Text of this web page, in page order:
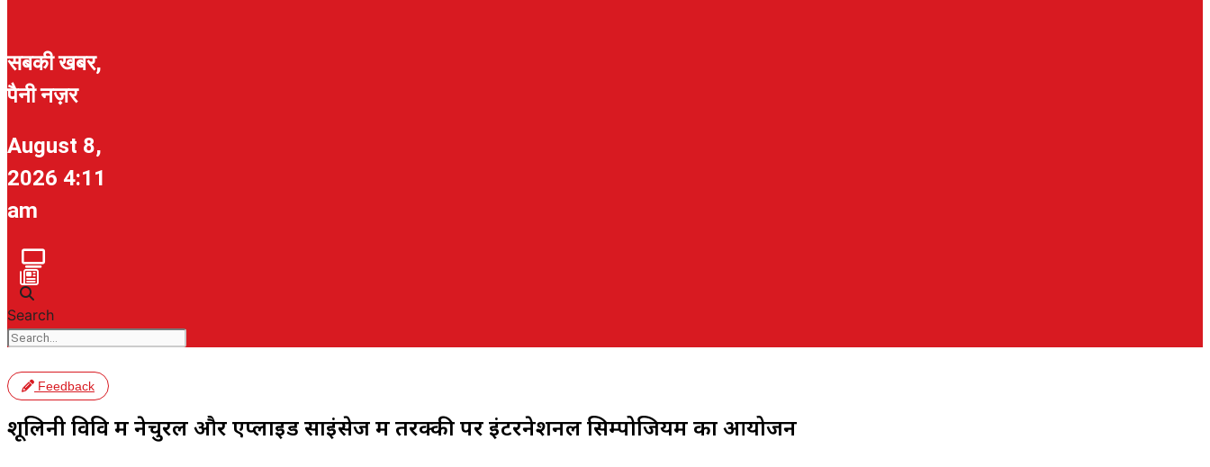
सबकी खबर,
पैनी नज़र
August 8,
2026 4:11
am
Search
Feedback
शूलिनी विवि में नेचुरल और एप्लाइड साइंसेज में तरक्की पर इंटरनेशनल सिम्पोजियम का आयोजन